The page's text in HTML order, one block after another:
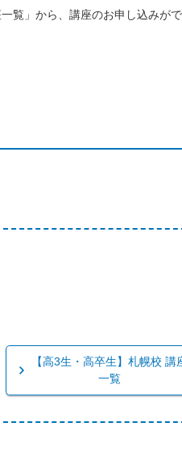
覧」から、講座のお申し込みが
【高3生・高卒生】札幌校 講
一覧